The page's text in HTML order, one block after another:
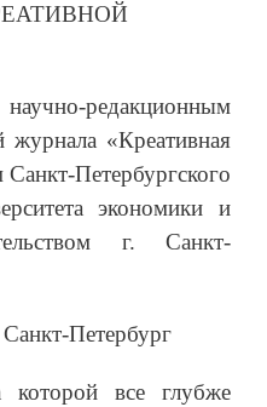
редакционным
журнала «Креативная
Петербургского
экономики и
г. Санкт-
Петербург
которой все глубже